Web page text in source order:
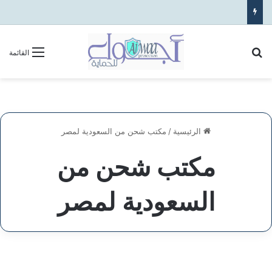
القائمة
الرئيسية / مكتب شحن من السعودية لمصر
مكتب شحن من
السعودية لمصر